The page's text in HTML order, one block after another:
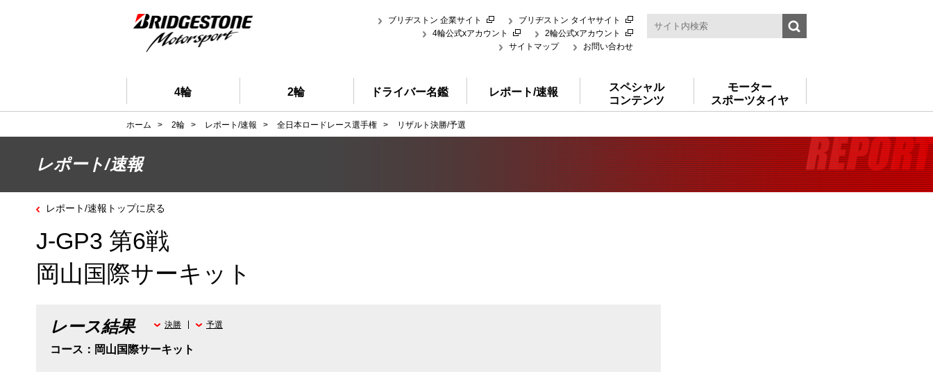
ブリヂストン 企業サイト
ブリヂストン タイヤサイト
4輪公式xアカウント
2輪公式xアカウント
サイトマップ
お問い合わせ
4輪 2輪 ドライバー名鑑 レポート/速報
スペシャル
コンテンツ
モーター
スポーツタイヤ
ホーム > 2輪 > レポート/速報 > 全日本ロードレース選手権 > リザルト決勝/予選
レポート/速報
レポート/速報トップに戻る
J-GP3 第6戦
岡山国際サーキット
レース結果
コース：岡山国際サーキット
決勝 予選